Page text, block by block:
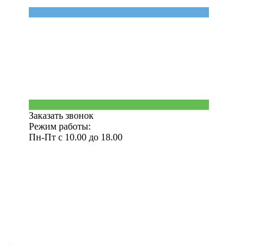
Заказать звонок
Режим работы:
Пн-Пт с 10.00 до 18.00